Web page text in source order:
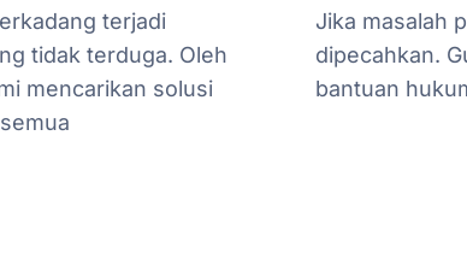
terjadi
tidak terduga. Oleh
mencarikan solusi
Jika masalah
dipecahkan.
bantuan